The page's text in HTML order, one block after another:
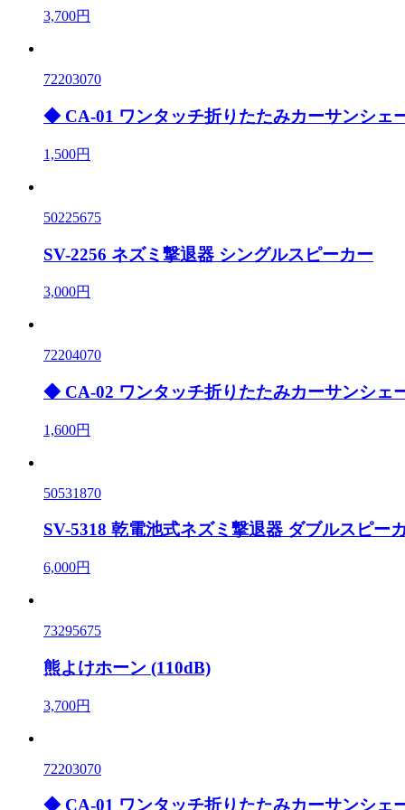
3,700円
72203070
◆ CA-01 ワンタッチ折りたたみカーサンシェ
1,500円
50225675
SV-2256 ネズミ撃退器 シングルスピーカー
3,000円
72204070
◆ CA-02 ワンタッチ折りたたみカーサンシェ
1,600円
50531870
SV-5318 乾電池式ネズミ撃退器 ダブルスピー
6,000円
73295675
熊よけホーン (110dB)
3,700円
72203070
◆ CA-01 ワンタッチ折りたたみカーサンシェ